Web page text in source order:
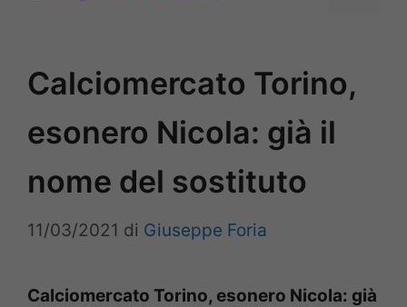
Calciomercato Torino,
esonero Nicola: già il
nome del sostituto
11/03/2021 di Giuseppe Foria
Calciomercato Torino, esonero Nicola: già